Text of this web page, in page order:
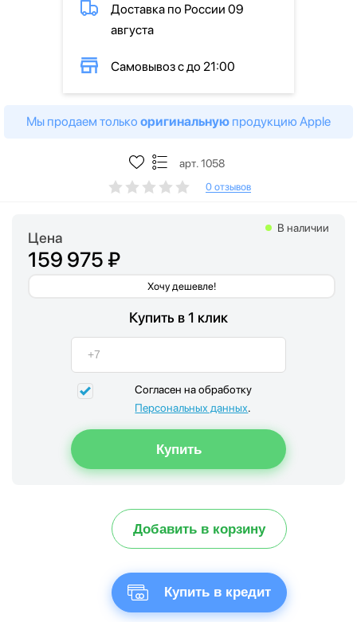
Доставка по России 09
августа
Самовывоз с до 21:00
Мы продаем только оригинальную продукцию Apple
арт. 1058
0 отзывов
Цена
159 975 ₽
Хочу дешевле!
В наличии
Купить в 1 клик
Согласен на обработку
Персональных данных.
Добавить в корзину
Купить в кредит